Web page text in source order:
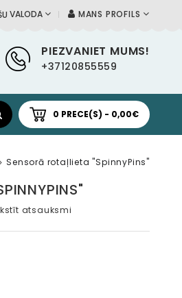
MANS PROFILS
VALODA
PIEZVANIET MUMS!
+37120855559
0 PRECE(S) - 0,00€
Sensorā rotaļlieta "SpinnyPins"
atsauksmi